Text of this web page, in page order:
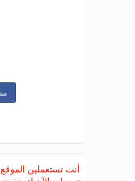
أنت تستعملين